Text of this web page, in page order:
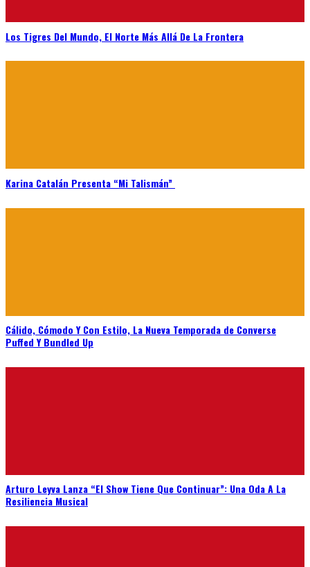
Los Tigres Del Mundo, El Norte Más Allá De La Frontera
Karina Catalán Presenta “Mi Talismán”
Cálido, Cómodo Y Con Estilo, La Nueva Temporada de Converse
Puffed Y Bundled Up
Arturo Leyva Lanza “El Show Tiene Que Continuar”: Una Oda A La
Resiliencia Musical